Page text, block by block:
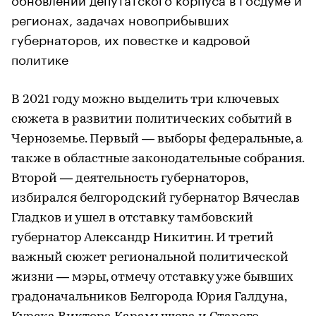
регионах, задачах новоприбывших
губернаторов, их повестке и кадровой
политике
В 2021 году можно выделить три ключевых
сюжета в развитии политических событий в
Черноземье. Первый — выборы федеральные, а
также в областные законодательные собрания.
Второй — деятельность губернаторов,
избирался белгородский губернатор Вячеслав
Гладков и ушел в отставку тамбовский
губернатор Александр Никитин. И третий
важный сюжет региональной политической
жизни — мэры, отмечу отставку уже бывших
градоначальников Белгорода Юрия Галдуна,